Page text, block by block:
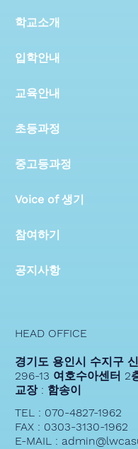
학교소개
입학안내
교육안내
초등과정
중고등과정
Voice of 생기
참여하기
공지사항
HEAD OFFICE
경기도 용인시 수지구
296-13 여호수아센터 2
교장 : 함송이
TEL : 070-4827-1962
FAX : 0303-3130-1962
E-MAIL :